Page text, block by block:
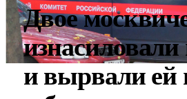
Двое
изнасиловали
и вырвали ей